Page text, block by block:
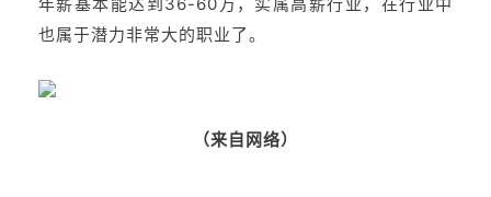
也属于潜力非常大的职业了。
（来自网络）